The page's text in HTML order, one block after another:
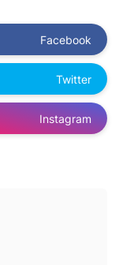
Facebook
Twitter
Instagram